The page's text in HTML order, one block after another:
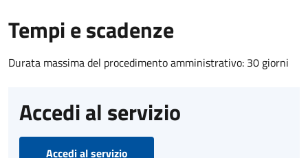
Tempi e scadenze
Durata massima del procedimento amministrativo: 30 giorni
Accedi al servizio
Accedi al servizio